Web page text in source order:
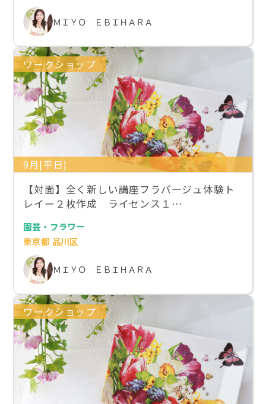
ＭＩＹＯ ＥＢＩＨＡＲＡ
ワークショップ
9月[平日]
【対面】全く新しい講座フラパ―ジュ体験ト
レイー２枚作成 ライセンス１…
園芸・フラワー
東京都 品川区
ＭＩＹＯ ＥＢＩＨＡＲＡ
ワークショップ